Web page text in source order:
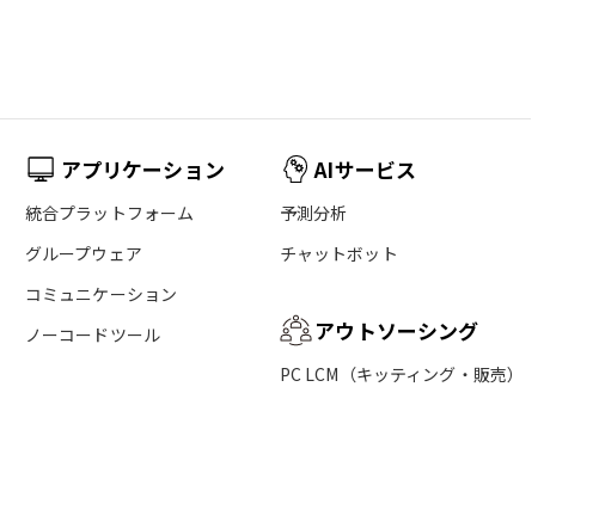
アプリケーション
統合プラットフォーム
グループウェア
コミュニケーション
ノーコードツール
AIサービス
予測分析
チャットボット
アウトソーシング
PC LCM（キッティング・販売）